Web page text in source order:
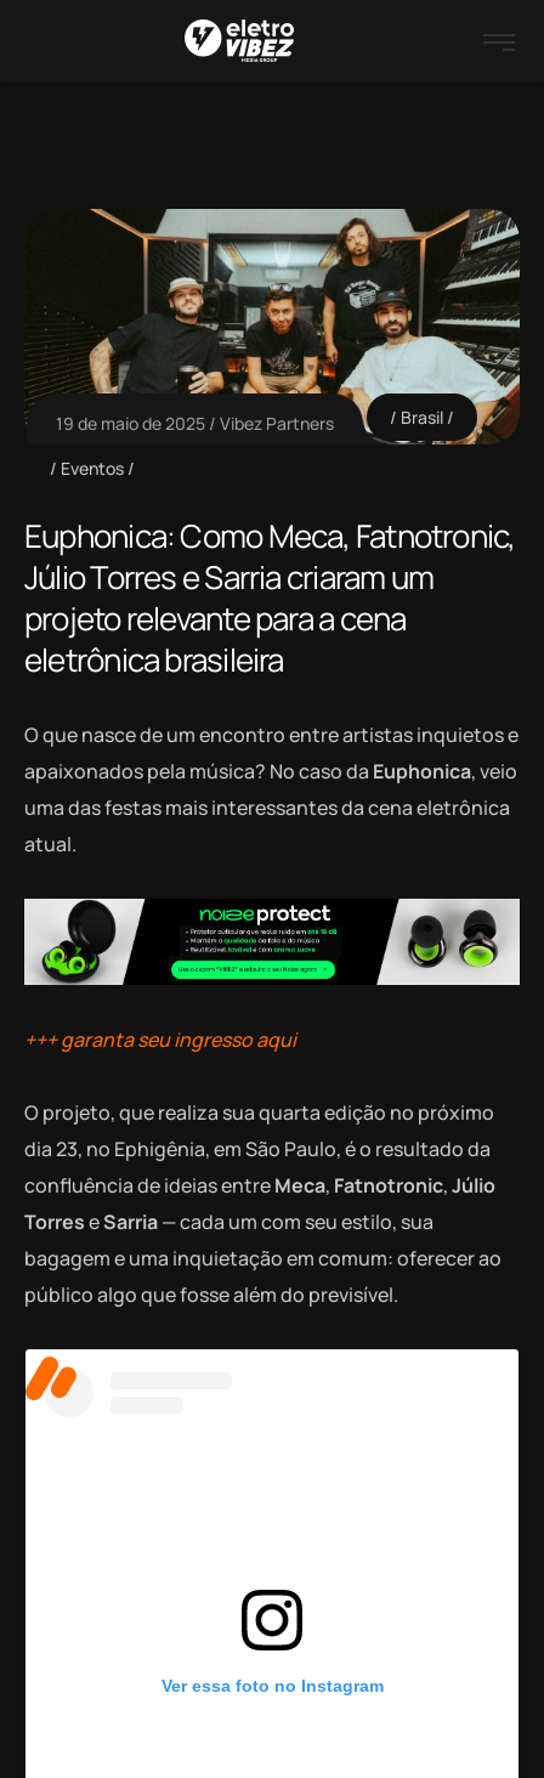
19 de maio de 2025 Vibez Partners Brasil
Eventos
Euphonica: Como Meca, Fatnotronic,
Júlio Torres e Sarria criaram um
projeto relevante para a cena
eletrônica brasileira
O que nasce de um encontro entre artistas inquietos e
apaixonados pela música? No caso da Euphonica, veio
uma das festas mais interessantes da cena eletrônica
atual.
+++ garanta seu ingresso aqui
O projeto, que realiza sua quarta edição no próximo
dia 23, no Ephigênia, em São Paulo, é o resultado da
confluência de ideias entreMeca, Fatnotronic,Júlio
TorreseSarria— cada um com seu estilo, sua
bagagem e uma inquietação em comum: oferecer ao
público algo que fosse além do previsível.
Ver essa foto no Instagram